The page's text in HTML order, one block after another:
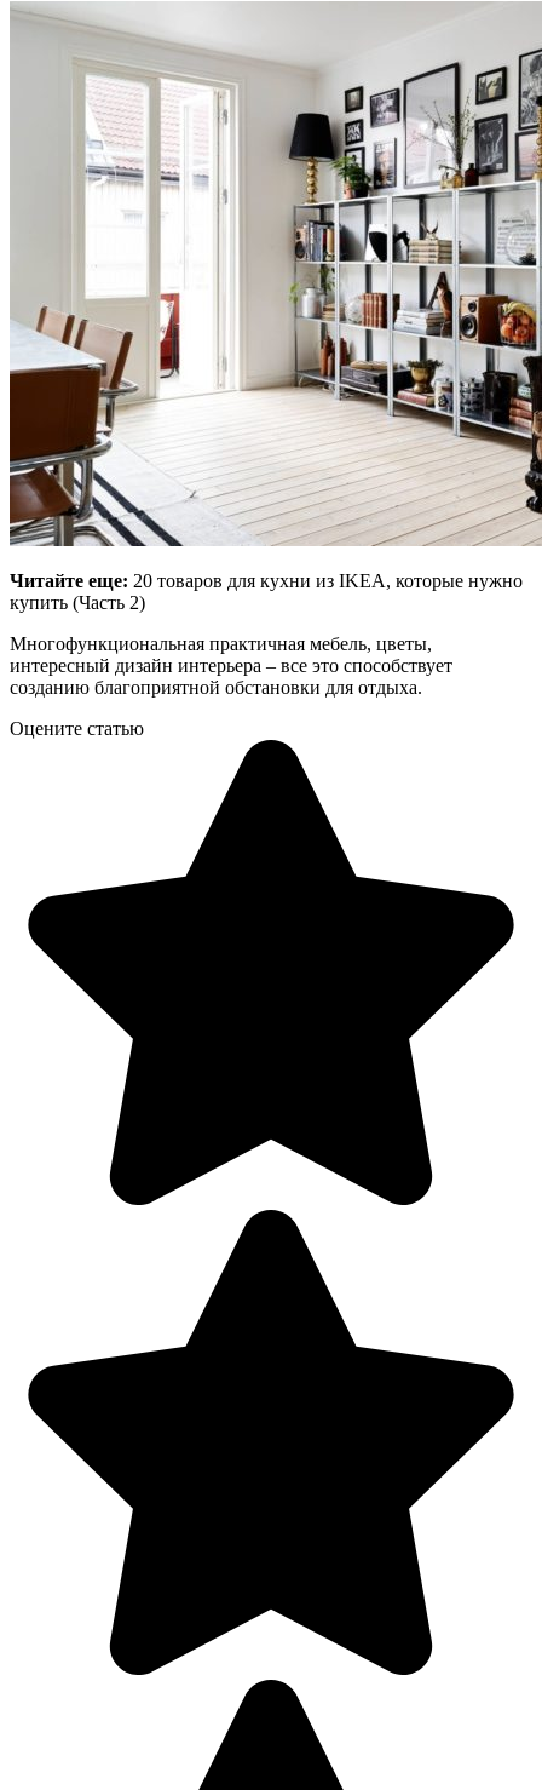
Читайте еще: 20 товаров для кухни из IKEA, которые нужно
купить (Часть 2)
Многофункциональная практичная мебель, цветы,
интересный дизайн интерьера – все это способствует
созданию благоприятной обстановки для отдыха.
Оцените статью